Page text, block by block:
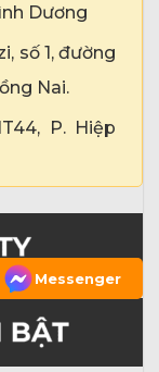
Dương
số 1, đường
Nai.
P. Hiệp
Messenger